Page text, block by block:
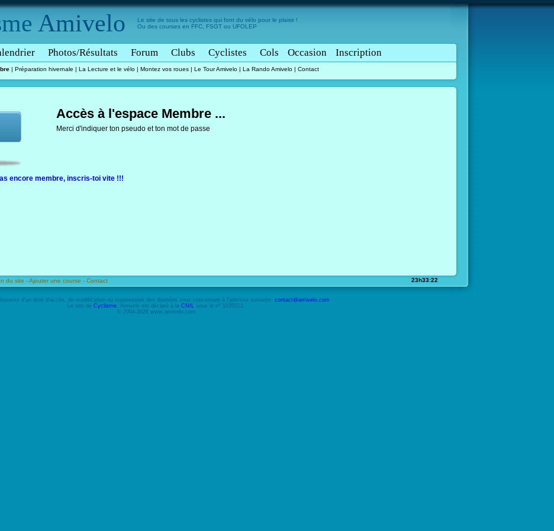
Amivelo
Le site de tous les cyclistes qui font du vélo pour le plaisir !
Ou des courses en FFC, FSGT ou UFOLEP
Photos/Résultats Forum Clubs Cyclistes Cols Occasion Inscription
| Préparation hivernale | La Lecture et le vélo | Montez vos roues | Le Tour Amivelo | La Rando Amivelo | Contact
Accès à l'espace Membre ...
Merci d'indiquer ton pseudo et ton mot de passe
encore membre, inscris-toi vite !!!
du site -Ajouter une course - Contact 23h33:22
d'un droit d'accès, de modification ou suppression des données vous concernant à l'adresse suivante: contact@amivelo.com
Le site de Cyclisme, Amivelo est déclaré à la CNIL sous le n° 1035012.
© 2004-2026 www.amivelo.com